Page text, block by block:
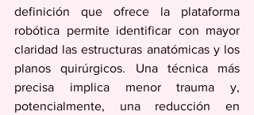
definición que ofrece la plataforma
robótica permite identificar con mayor
claridad las estructuras anatómicas y los
planos quirúrgicos. Una técnica más
precisa implica menor trauma y,
potencialmente, una reducción en